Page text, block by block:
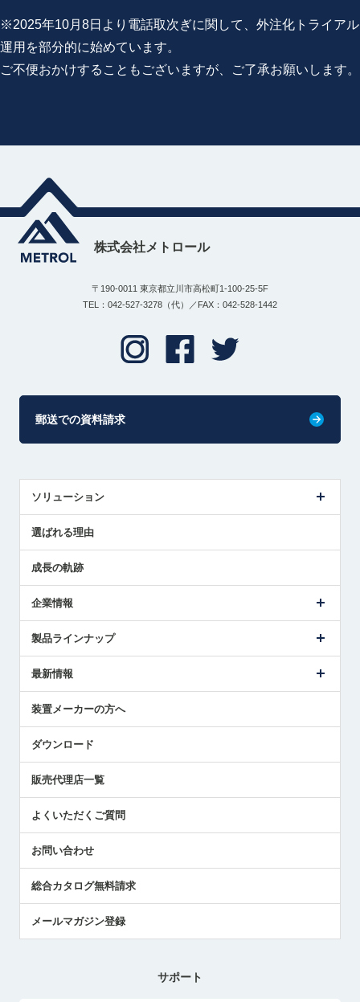
※2025年10月8日より電話取次ぎに関して、外注化トライアル
運用を部分的に始めています。
ご不便おかけすることもございますが、ご了承お願いします。
株式会社メトロール
〒190-0011 東京都立川市高松町1-100-25-5F
TEL：042-527-3278（代）／FAX：042-528-1442
郵送での資料請求
ソリューション
解決策提案
選ばれる理由
成長の軌跡
企業情報
ごあいさつ
受賞履歴
採用情報
国/地域/言語
製品ラインナップ
ツールセッタ製品
エアマイクロセンサ製品
最新情報
メトロールの技術
社員ブログ
中小企業のBCP地震対策
センサのテクニカルガイド
社長ブログ
装置メーカーの方へ
ダウンロード
販売代理店一覧
よくいただくご質問
お問い合わせ
総合カタログ無料請求
メールマガジン登録
サポート